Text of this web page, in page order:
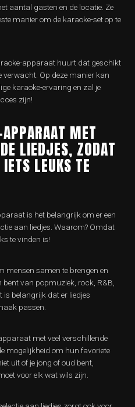
aantal gasten en de locatie. Ze
manier om de karaoke-set op te
apparaat huurt dat geschikt
verwacht. Op deze manier kan
karaoke-ervaring en zal je
zijn!
MET
LIEDJES, ZODAT
LEUKS TE
is het belangrijk om er een
aan liedjes. Waarom? Omdat
te vinden is!
mensen samen te brengen en
bent van popmuziek, rock, R&B,
is belangrijk dat er liedjes
passen.
met veel verschillende
mogelijkheid om hun favoriete
uit of je jong of oud bent,
voor elk wat wils zijn.